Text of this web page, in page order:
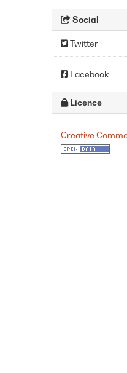
Social
Twitter
Facebook
Licence
Creative